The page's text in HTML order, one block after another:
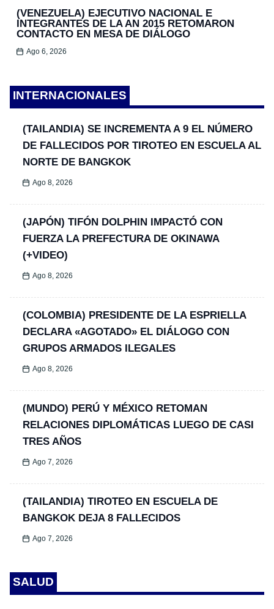
(VENEZUELA) EJECUTIVO NACIONAL E
INTEGRANTES DE LA AN 2015 RETOMARON
CONTACTO EN MESA DE DIÁLOGO
Ago 6, 2026
INTERNACIONALES
(TAILANDIA) SE INCREMENTA A 9 EL NÚMERO
DE FALLECIDOS POR TIROTEO EN ESCUELA AL
NORTE DE BANGKOK
Ago 8, 2026
(JAPÓN) TIFÓN DOLPHIN IMPACTÓ CON
FUERZA LA PREFECTURA DE OKINAWA
(+VIDEO)
Ago 8, 2026
(COLOMBIA) PRESIDENTE DE LA ESPRIELLA
DECLARA «AGOTADO» EL DIÁLOGO CON
GRUPOS ARMADOS ILEGALES
Ago 8, 2026
(MUNDO) PERÚ Y MÉXICO RETOMAN
RELACIONES DIPLOMÁTICAS LUEGO DE CASI
TRES AÑOS
Ago 7, 2026
(TAILANDIA) TIROTEO EN ESCUELA DE
BANGKOK DEJA 8 FALLECIDOS
Ago 7, 2026
SALUD